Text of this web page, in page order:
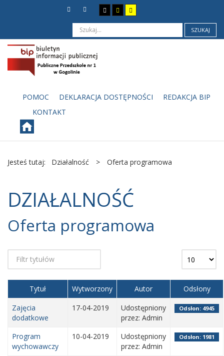
SZUKAJ
POMOC DEKLARACJA DOSTĘPNOŚCI
REDAKCJA BIP
KONTAKT
Jesteś tutaj: Działalność > Oferta programowa
DZIAŁALNOŚĆ
Oferta programowa
Tytuł Wytworzony Autor
Odsłony
Zajęcia
dodatkowe
17-04-2019
Udostępniony
przez: Admin
Odsłon: 4945
Program
wychowawczy
10-04-2019
Udostępniony
przez: Admin
Odsłon: 1981